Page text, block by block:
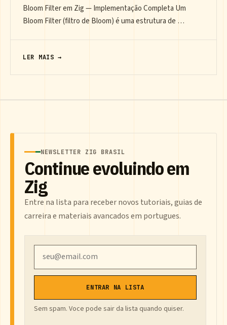
Bloom Filter em Zig — Implementação Completa Um
Bloom Filter (filtro de Bloom) é uma estrutura de …
LER MAIS →
NEWSLETTER ZIG BRASIL
Continue evoluindo em
Zig
Entre na lista para receber novos tutoriais, guias de
carreira e materiais avancados em portugues.
ENTRAR NA LISTA
Sem spam. Voce pode sair da lista quando quiser.